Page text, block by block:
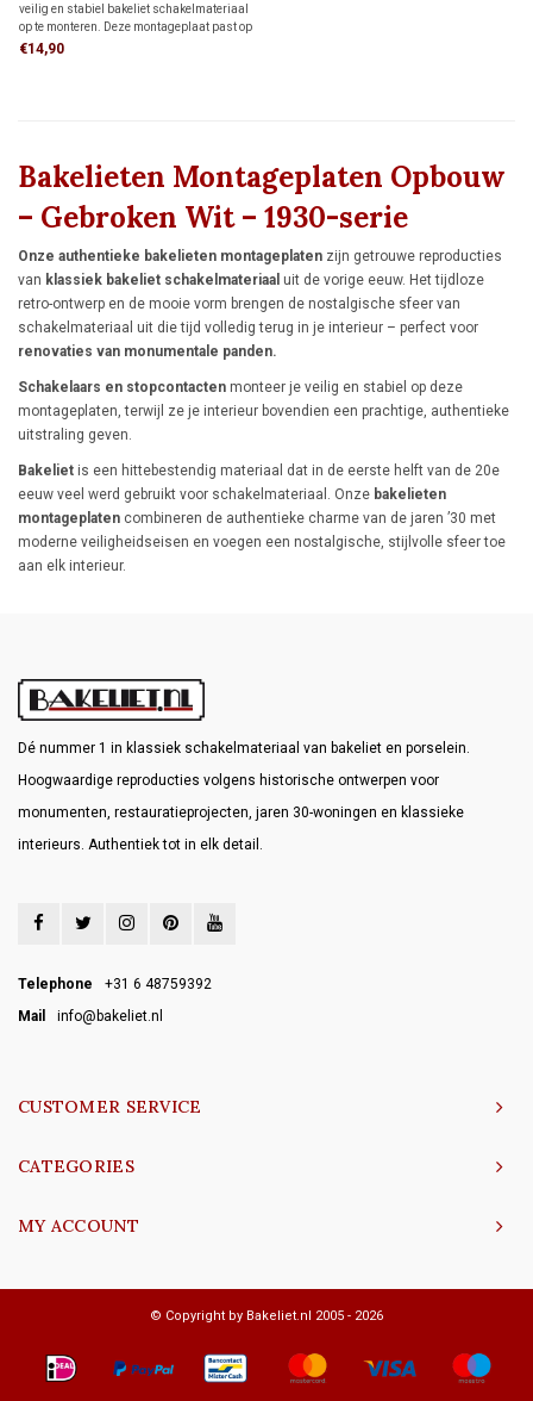
veilig en stabiel bakeliet schakelmateriaal
op te monteren. Deze montageplaat past op
1 inbouwdoos, maar kan ook direct op de
€14,90
Bakelieten Montageplaten Opbouw
– Gebroken Wit – 1930-serie
Onze authentieke bakelieten montageplaten zijn getrouwe reproducties
van klassiek bakeliet schakelmateriaal uit de vorige eeuw. Het tijdloze
retro-ontwerp en de mooie vorm brengen de nostalgische sfeer van
schakelmateriaal uit die tijd volledig terug in je interieur – perfect voor
renovaties van monumentale panden.
Schakelaars en stopcontacten monteer je veilig en stabiel op deze
montageplaten, terwijl ze je interieur bovendien een prachtige, authentieke
uitstraling geven.
Bakeliet is een hittebestendig materiaal dat in de eerste helft van de 20e
eeuw veel werd gebruikt voor schakelmateriaal. Onze bakelieten
montageplaten combineren de authentieke charme van de jaren ’30 met
moderne veiligheidseisen en voegen een nostalgische, stijlvolle sfeer toe
aan elk interieur.
Dé nummer 1 in klassiek schakelmateriaal van bakeliet en porselein.
Hoogwaardige reproducties volgens historische ontwerpen voor
monumenten, restauratieprojecten, jaren 30-woningen en klassieke
interieurs. Authentiek tot in elk detail.
Telephone
+31 6 48759392
Mail
info@bakeliet.nl
CUSTOMER SERVICE
CATEGORIES
MY ACCOUNT
© Copyright by Bakeliet.nl 2005 - 2026